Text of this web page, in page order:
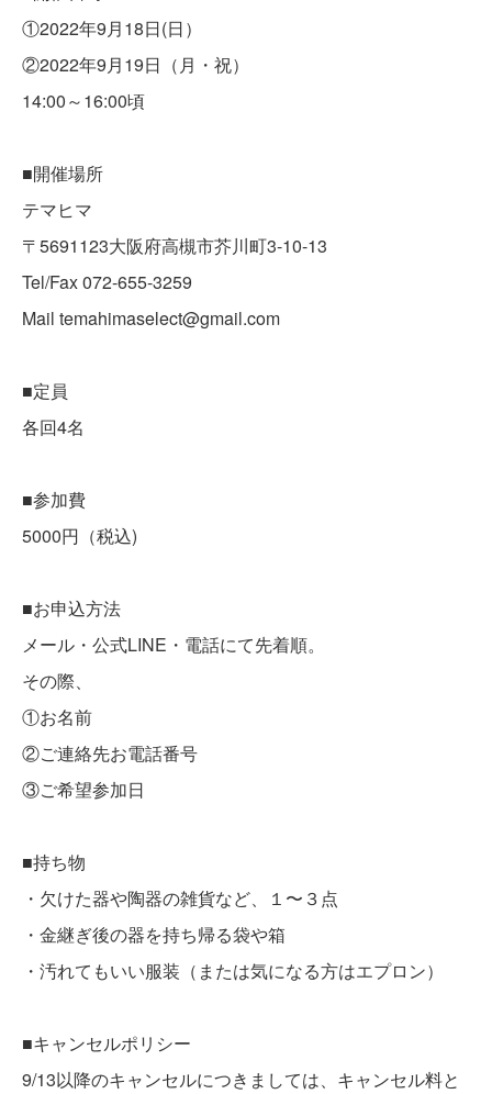
①2022年9月18日(日）
②2022年9月19日（月・祝）
14:00～16:00頃
■開催場所
テマヒマ
〒5691123大阪府高槻市芥川町3-10-13
Tel/Fax 072-655-3259
Mail temahimaselect@gmail.com
■定員
各回4名
■参加費
5000円（税込)
■お申込方法
メール・公式LINE・電話にて先着順。
その際、
①お名前
②ご連絡先お電話番号
③ご希望参加日
■持ち物
・欠けた器や陶器の雑貨など、１〜３点
・金継ぎ後の器を持ち帰る袋や箱
・汚れてもいい服装（または気になる方はエプロン）
■キャンセルポリシー
9/13以降のキャンセルにつきましては、キャンセル料と